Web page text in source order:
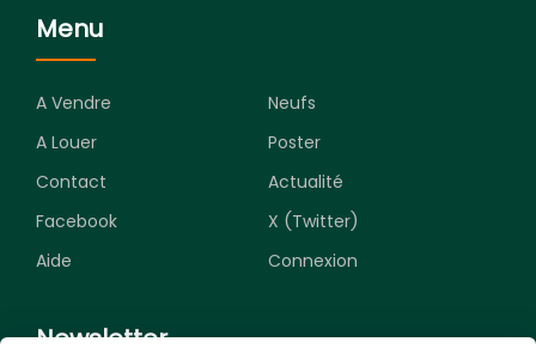
Menu
A Vendre
Neufs
A Louer
Poster
Contact
Actualité
Facebook
X (Twitter)
Aide
Connexion
Newsletter